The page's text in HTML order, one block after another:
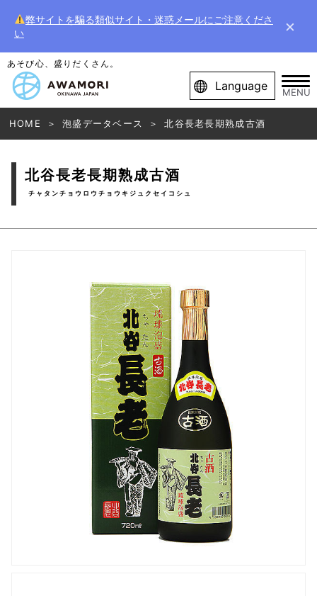
弊サイトを騙る類似サイト・迷惑メールにご注意くださ
い
×
あそび心、盛りだくさん。
Language MENU
HOME 泡盛データベース 北谷長老長期熟成古酒
北谷長老長期熟成古酒
チャタンチョウロウチョウキジュクセイコシュ